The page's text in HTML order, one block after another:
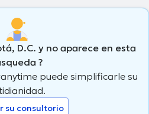
D.C. y no aparece en esta
?
puede simplificarle su
su consultorio